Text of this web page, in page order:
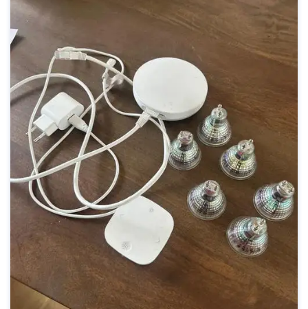
reeks nieuwe mogelijkheden. Efficiëntie en